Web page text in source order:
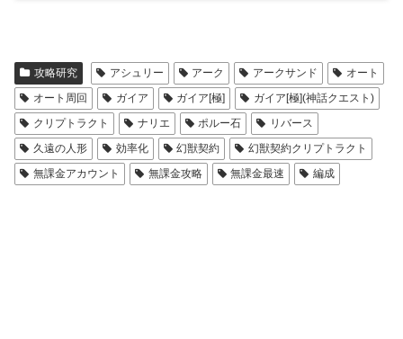
攻略研究 アシュリー アーク アークサンド
オート
オート周回
ガイア ガイア[極]
ガイア[極](神話クエスト)
クリプトラクト
ナリエ ポルー石
リバース
久遠の人形
効率化 幻獣契約
幻獣契約クリプトラクト
無課金アカウント
無課金攻略 無課金最速 編成